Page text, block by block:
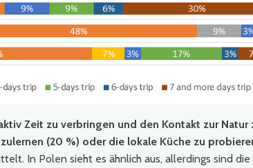
Zeit zu verbringen und den Kontakt zur Natur
(20 %) oder die lokale Küche zu
In Polen sieht es ähnlich aus, allerdings sind die